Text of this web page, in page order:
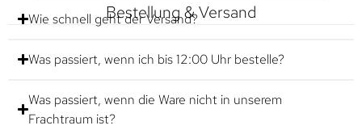
Bestellung & Versand
Wie schnell geht der Versand?
Was passiert, wenn ich bis 12:00 Uhr bestelle?
Was passiert, wenn die Ware nicht in unserem
Frachtraum ist?